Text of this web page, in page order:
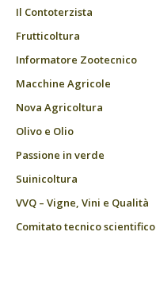
Il Contoterzista
Frutticoltura
Informatore Zootecnico
Macchine Agricole
Nova Agricoltura
Olivo e Olio
Passione in verde
Suinicoltura
VVQ – Vigne, Vini e Qualità
Comitato tecnico scientifico